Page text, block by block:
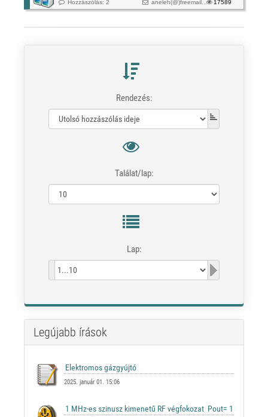
Hozzászólás: 2 aneleh(@)freemail... 17589
Rendezés:
Találat/lap:
Lap:
Legújabb írások
2025. január 01. 15:06